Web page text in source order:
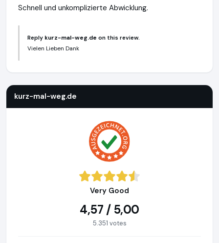
Schnell und unkomplizierte Abwicklung.
Reply kurz-mal-weg.de on this review.
Vielen Lieben Dank
kurz-mal-weg.de
Very Good
4,57 / 5,00
5.351 votes